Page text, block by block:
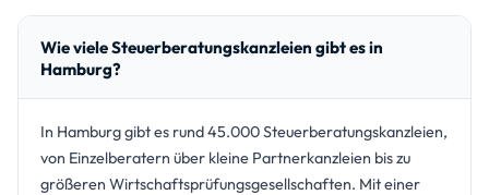
Wie viele Steuerberatungskanzleien gibt es in
Hamburg?
In Hamburg gibt es rund 45.000 Steuerberatungskanzleien,
von Einzelberatern über kleine Partnerkanzleien bis zu
größeren Wirtschaftsprüfungsgesellschaften. Mit einer